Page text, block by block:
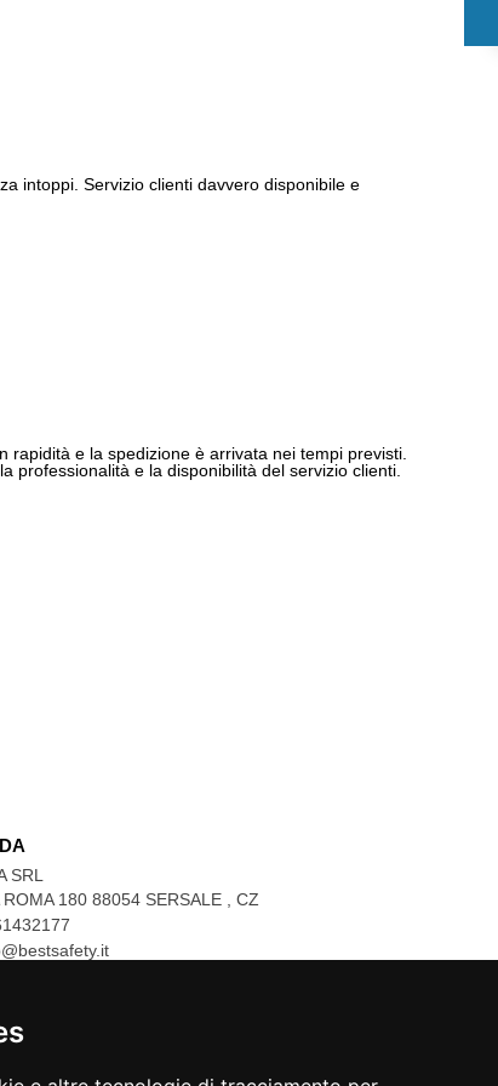
intoppi. Servizio clienti davvero disponibile e
e la spedizione è arrivata nei tempi previsti.
professionalità e la disponibilità del servizio clienti.
SRL
ROMA 180 88054 SERSALE
CZ
LO STATO DEL TUO ORDINE